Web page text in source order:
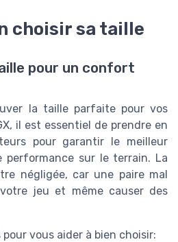
choisir sa taille
pour un confort
la taille parfaite pour vos
il est essentiel de prendre en
pour garantir le meilleur
sur le terrain. La
négligée, car une paire mal
jeu et même causer des
vous aider à bien choisir: